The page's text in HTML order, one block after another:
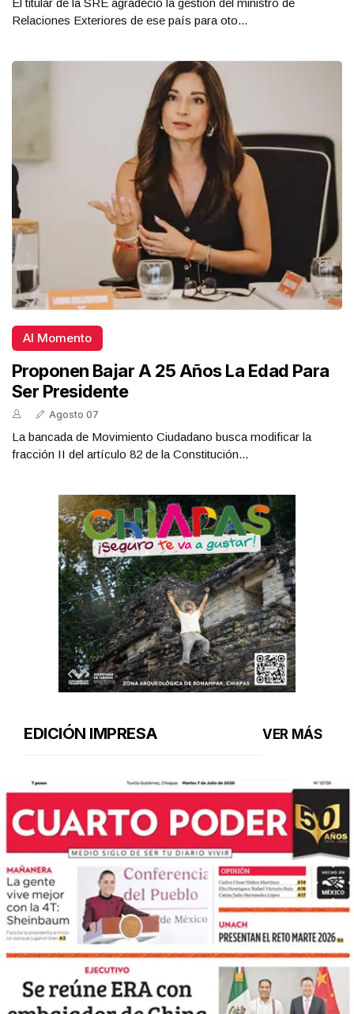
Relaciones Exteriores de ese país para oto...
Al Momento
Proponen Bajar A 25 Años La Edad Para
Ser Presidente
Agosto 07
La bancada de Movimiento Ciudadano busca modificar la
fracción II del artículo 82 de la Constitución...
EDICIÓN IMPRESA VER MÁS